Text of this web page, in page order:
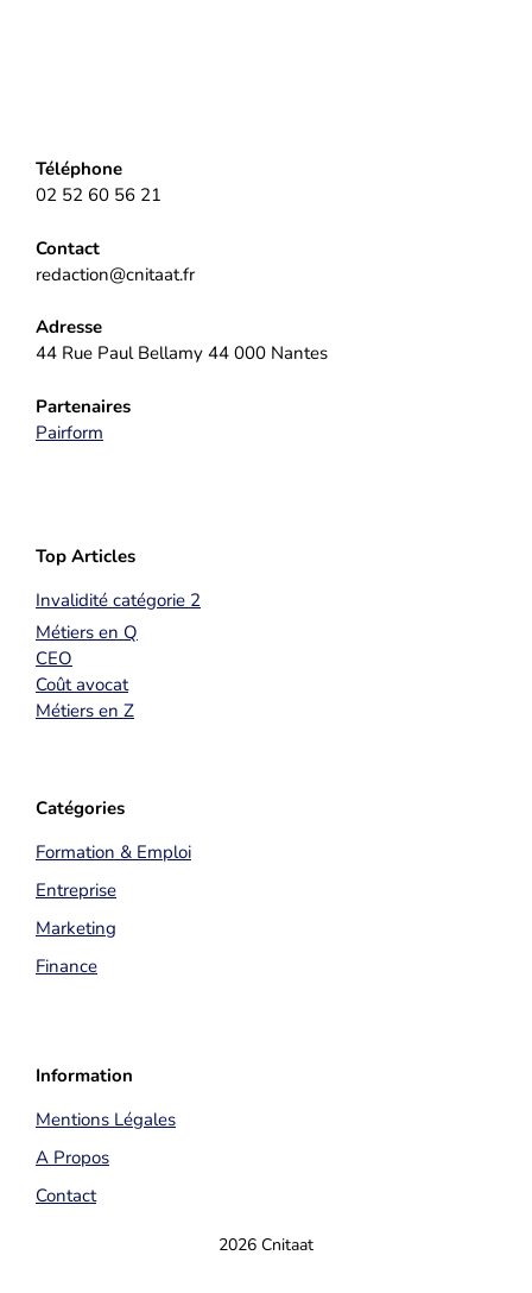
Téléphone
02 52 60 56 21
Contact
redaction@cnitaat.fr
Adresse
44 Rue Paul Bellamy 44 000 Nantes
Partenaires
Pairform
Top Articles
Invalidité catégorie 2
Métiers en Q
CEO
Coût avocat
Métiers en Z
Catégories
Formation & Emploi
Entreprise
Marketing
Finance
Information
Mentions Légales
A Propos
Contact
2026 Cnitaat